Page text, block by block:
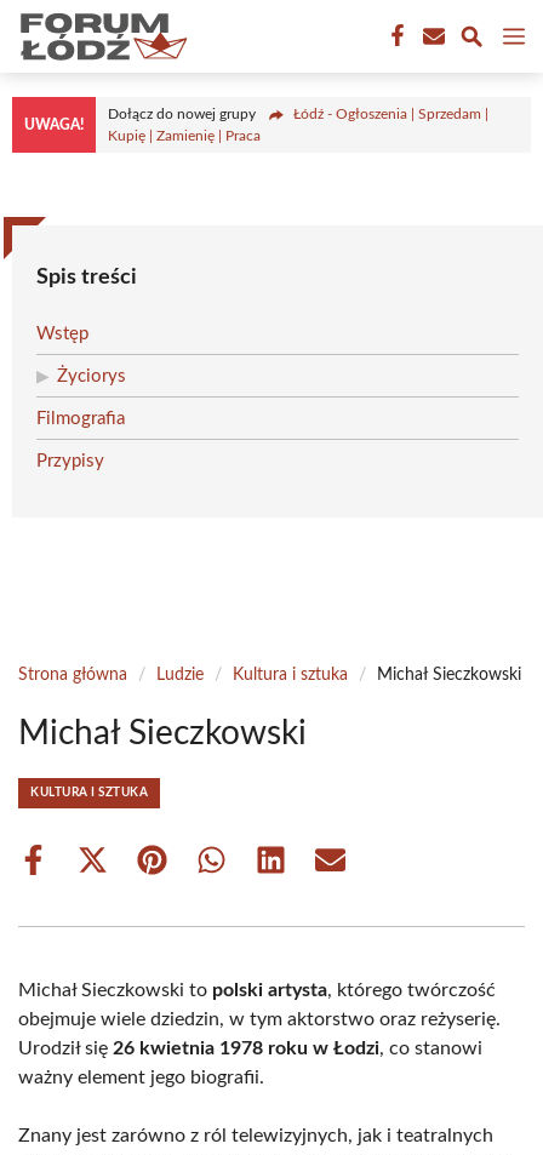
Przejdź
treści
UWAGA!
Dołącz do nowej grupy
Łódź - Ogłoszenia | Sprzedam |
Kupię | Zamienię | Praca
Spis treści
Wstęp
Życiorys
Filmografia
Przypisy
Strona główna / Ludzie / Kultura i sztuka / Michał Sieczkowski
Michał Sieczkowski
KULTURA I SZTUKA
Share
Share
(Twitter)
Share Share Share Share
Michał Sieczkowski to polski artysta, którego twórczość
obejmuje wiele dziedzin, w tym aktorstwo oraz reżyserię.
Urodził się 26 kwietnia 1978 roku w Łodzi, co stanowi
ważny element jego biografii.
Znany jest zarówno z ról telewizyjnych, jak i teatralnych